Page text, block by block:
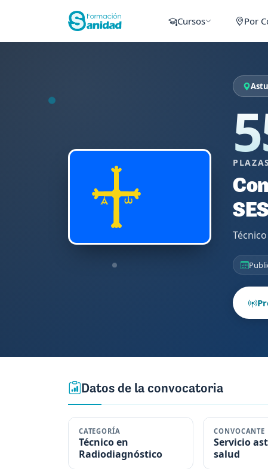
Cursos Por
Datos de la convocatoria
CATEGORÍA
Técnico en
Radiodiagnóstico
CONVOCANTE
Servicio
salud